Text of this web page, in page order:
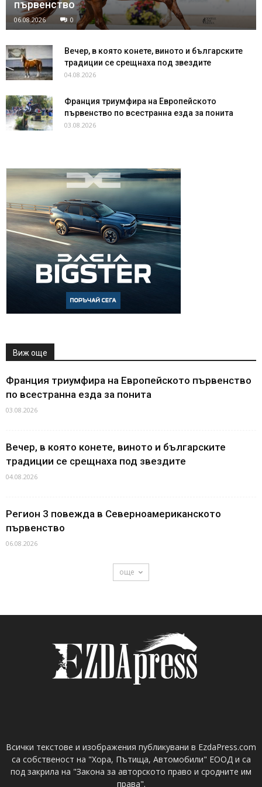
първенство
06.08.2026 0
Вечер, в която конете, виното и българските
традиции се срещнаха под звездите
04.08.2026
Франция триумфира на Европейското
първенство по всестранна езда за понита
03.08.2026
Виж още
Франция триумфира на Европейското първенство
по всестранна езда за понита
03.08.2026
Вечер, в която конете, виното и българските
традиции се срещнаха под звездите
04.08.2026
Регион 3 повежда в Северноамериканското
първенство
06.08.2026
още
Всички текстове и изображения публикувани в EzdaPress.com
са собственост на "Хора, Пътища, Автомобили" ЕООД и са
под закрила на "Закона за авторското право и сродните им
права".